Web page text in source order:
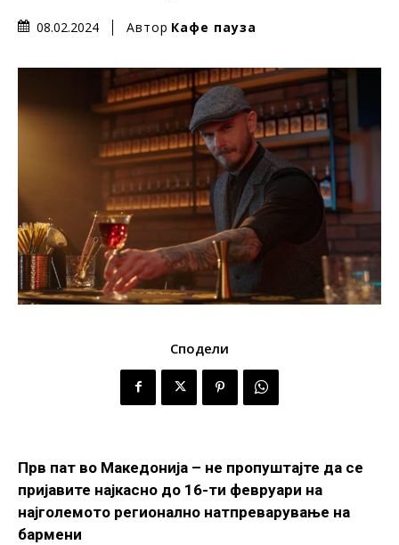
08.02.2024 Автор Кафе пауза
Сподели
Прв пат во Македонија – не пропуштајте да се
пријавите најкасно до 16-ти февруари на
најголемото регионално натпреварување на
бармени